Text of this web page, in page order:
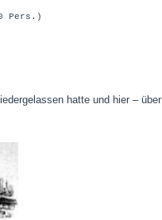
Pers.)
hatte und hier – über